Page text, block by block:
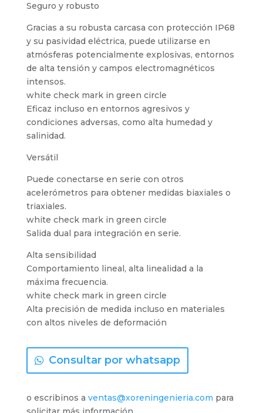
Seguro y robusto
Gracias a su robusta carcasa con protección IP68
y su pasividad eléctrica, puede utilizarse en
atmósferas potencialmente explosivas, entornos
de alta tensión y campos electromagnéticos
intensos.
white check mark in green circle
Eficaz incluso en entornos agresivos y
condiciones adversas, como alta humedad y
salinidad.
Versátil
Puede conectarse en serie con otros
acelerómetros para obtener medidas biaxiales o
triaxiales.
white check mark in green circle
Salida dual para integración en serie.
Alta sensibilidad
Comportamiento lineal, alta linealidad a la
máxima frecuencia.
white check mark in green circle
Alta precisión de medida incluso en materiales
con altos niveles de deformación
Consultar por whatsapp
o escribinos a ventas@xoreningenieria.com para